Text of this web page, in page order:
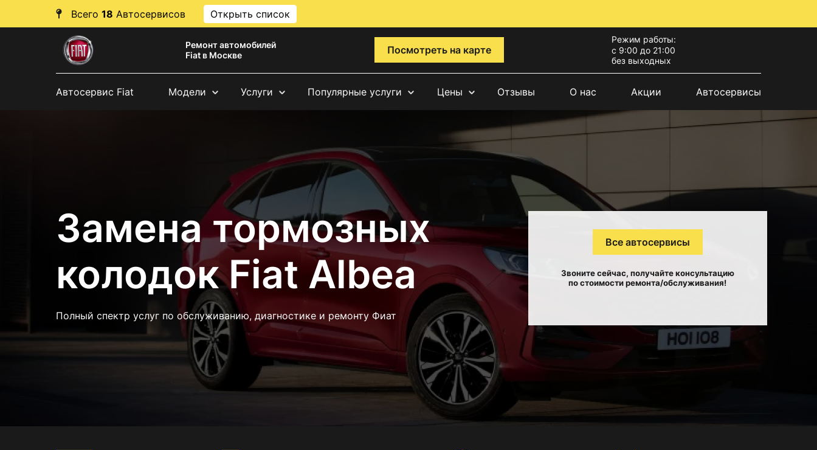
Всего 18 Автосервисов Открыть список
Ремонт автомобилей
Fiat в Москве
Посмотреть на карте
Режим работы:
с 9:00 до 21:00
без выходных
Автосервис Fiat Модели Услуги Популярные услуги Цены Отзывы О нас Акции Автосервисы
Замена тормозных
колодок Fiat Albea
Полный спектр услуг по обслуживанию, диагностике и ремонту Фиат
Все автосервисы
Звоните сейчас, получайте консультацию
по стоимости ремонта/обслуживания!